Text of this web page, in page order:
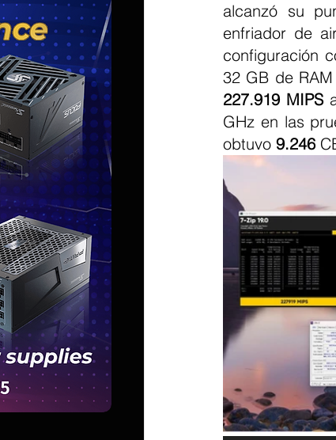
alcanzó su
enfriador de
configuración
227.919 MIPS a
GHz en las
obtuvo 9.246